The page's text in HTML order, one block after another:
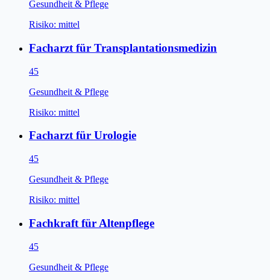
Gesundheit & Pflege
Risiko: mittel
Facharzt für Transplantationsmedizin
45
Gesundheit & Pflege
Risiko: mittel
Facharzt für Urologie
45
Gesundheit & Pflege
Risiko: mittel
Fachkraft für Altenpflege
45
Gesundheit & Pflege